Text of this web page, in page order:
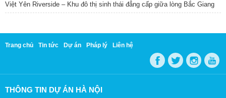
Việt Yên Riverside – Khu đô thị sinh thái đẳng cấp giữa lòng Bắc Giang
Trang chủ Tin tức Dự án Pháp lý Liên hệ
THÔNG TIN DỰ ÁN HÀ NỘI